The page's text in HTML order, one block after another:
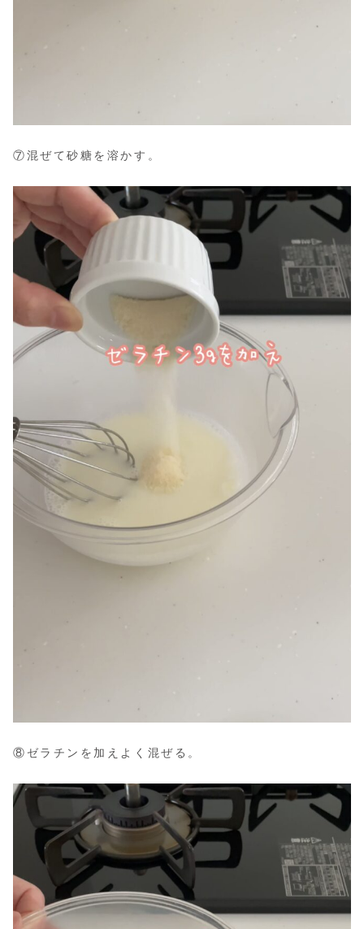
⑦混ぜて砂糖を溶かす。
⑧ゼラチンを加えよく混ぜる。